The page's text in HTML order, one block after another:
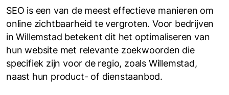
SEO is een van de meest effectieve manieren om
online zichtbaarheid te vergroten. Voor bedrijven
in Willemstad betekent dit het optimaliseren van
hun website met relevante zoekwoorden die
specifiek zijn voor de regio, zoals Willemstad,
naast hun product- of dienstaanbod.